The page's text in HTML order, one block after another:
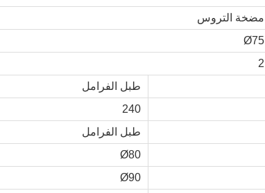
مضخة التروس
Ø75
2
طبل الفرامل
240
طبل الفرامل
Ø80
Ø90